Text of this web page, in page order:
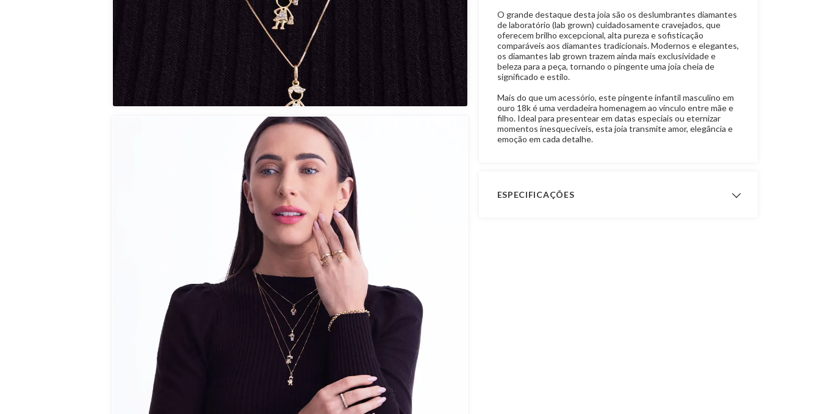
O grande destaque desta joia são os deslumbrantes diamantes
de laboratório (lab grown) cuidadosamente cravejados, que
oferecem brilho excepcional, alta pureza e sofisticação
comparáveis aos diamantes tradicionais. Modernos e elegantes,
os diamantes lab grown trazem ainda mais exclusividade e
beleza para a peça, tornando o pingente uma joia cheia de
significado e estilo.
Mais do que um acessório, este pingente infantil masculino em
ouro 18k é uma verdadeira homenagem ao vínculo entre mãe e
filho. Ideal para presentear em datas especiais ou eternizar
momentos inesquecíveis, esta joia transmite amor, elegância e
emoção em cada detalhe.
ESPECIFICAÇÕES